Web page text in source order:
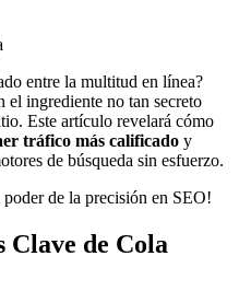
entre la multitud en línea?
el ingrediente no tan secreto
Este artículo revelará cómo
tráfico más calificado y
de búsqueda sin esfuerzo.
de la precisión en SEO!
Clave de Cola